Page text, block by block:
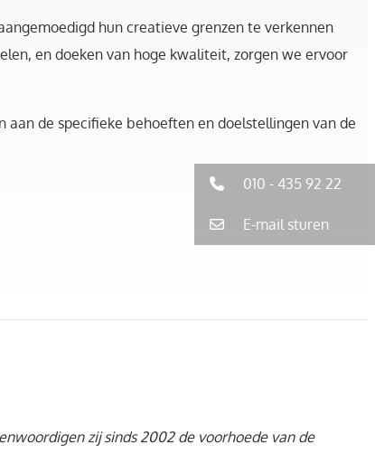
hun creatieve grenzen te verkennen
en doeken van hoge kwaliteit, zorgen we ervoor
de specifieke behoeften en doelstellingen van de
zij sinds 2002 de voorhoede van de
010 - 435 92 22
E-mail sturen